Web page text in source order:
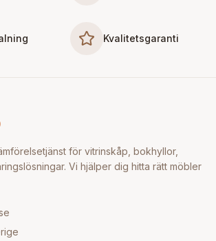
Kvalitetsgaranti
för vitrinskåp, bokhyllor,
Vi hjälper dig hitta rätt möbler